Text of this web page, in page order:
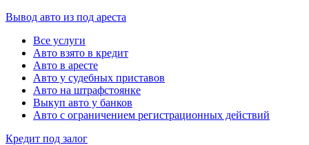
Вывод авто из под ареста
Все услуги
Авто взято в кредит
Авто в аресте
Авто у судебных приставов
Авто на штрафстоянке
Выкуп авто у банков
Авто с ограничением регистрационных действий
Кредит под залог